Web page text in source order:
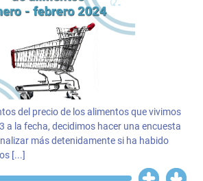
del precio de los alimentos que vivimos
a la fecha, decidimos hacer una encuesta
más detenidamente si ha habido
[...]